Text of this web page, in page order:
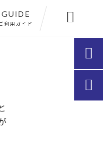
GUIDE
利用ガイド 

